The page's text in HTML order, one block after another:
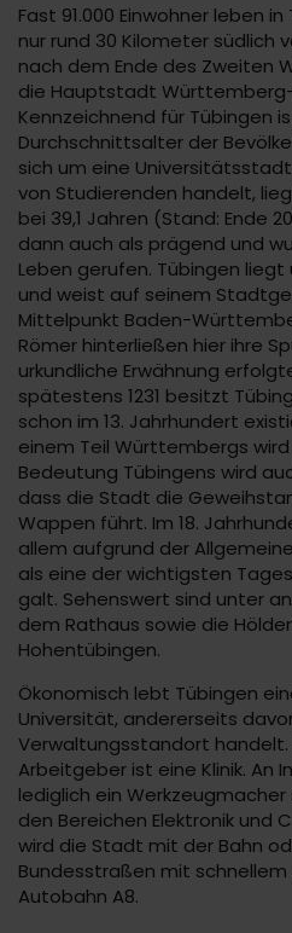
Fast 91.000 Einwohner leben
nur rund 30 Kilometer südlich
nach dem Ende des Zweiten
die Hauptstadt
Kennzeichnend für Tübingen
Durchschnittsalter der
sich um eine
von Studierenden handelt,
bei 39,1 Jahren (Stand: Ende
dann auch als prägend und
Leben gerufen. Tübingen
und weist auf seinem
Mittelpunkt Baden-
Römer hinterließen hier ihre
urkundliche Erwähnung
spätestens 1231 besitzt
schon im 13. Jahrhundert
einem Teil Württembergs wird
Bedeutung Tübingens wird
dass die Stadt die
Wappen führt. Im 18.
allem aufgrund der
als eine der wichtigsten
galt. Sehenswert sind unter
dem Rathaus sowie die
Hohentübingen.
Ökonomisch lebt Tübingen
Universität, andererseits
Verwaltungsstandort handelt.
Arbeitgeber ist eine Klinik. An
lediglich ein
den Bereichen Elektronik und
wird die Stadt mit der Bahn
Bundesstraßen mit schnellem
Autobahn A8.